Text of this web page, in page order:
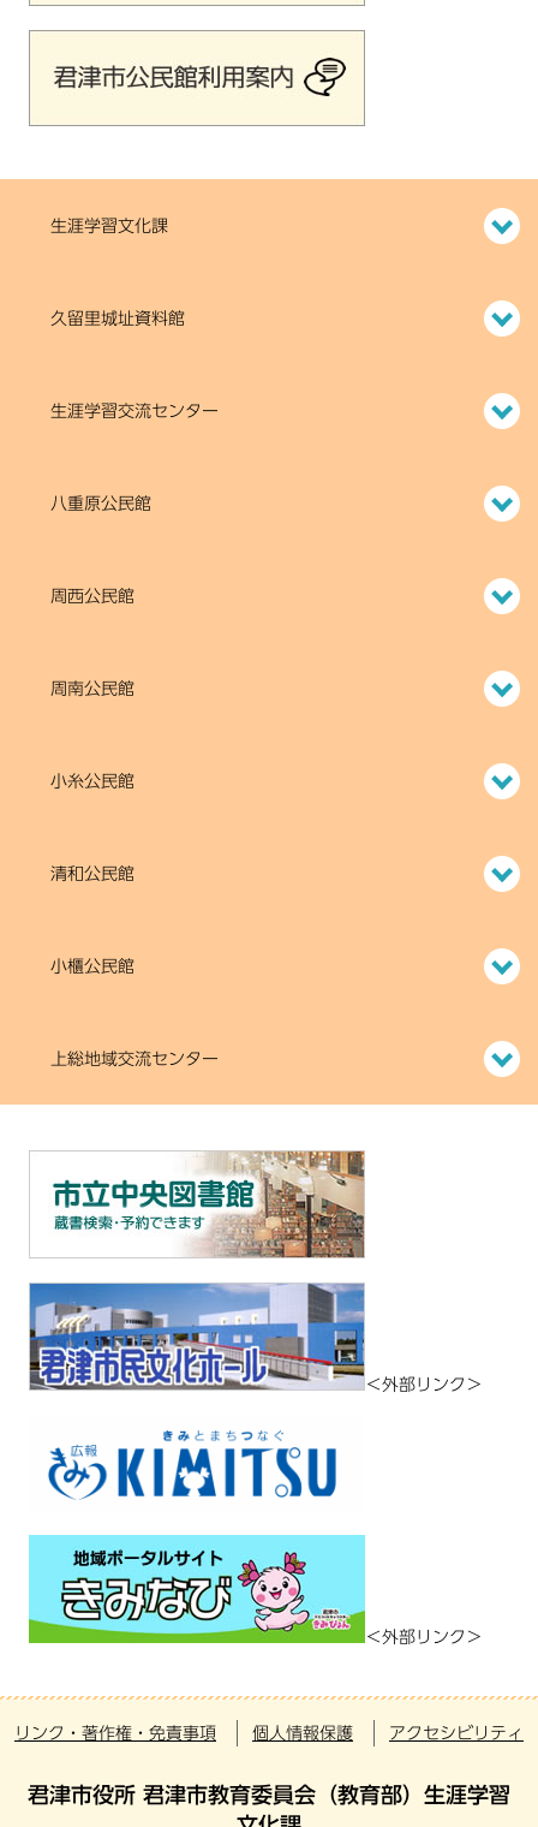
生涯学習文化課
久留里城址資料館
生涯学習交流センター
八重原公民館
周西公民館
周南公民館
小糸公民館
清和公民館
小櫃公民館
上総地域交流センター
＜外部リンク＞
＜外部リンク＞
リンク・著作権・免責事項 個人情報保護 アクセシビリティ
君津市役所 君津市教育委員会（教育部）生涯学習